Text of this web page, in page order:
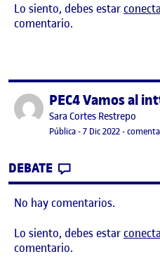
Lo siento, debes estar
comentario.
Publicado porPEC4 Vamos al
Publicado por
Sara Cortes Restrepo
Visibilidad:
Pública-Fecha de publicación
7 Dic 20227-
DEBATE
No hay comentarios.
Lo siento, debes estar
comentario.